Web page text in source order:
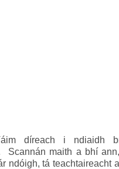
díreach i ndiaidh
Scannán maith a bhí
ndóigh, tá teachtaireacht